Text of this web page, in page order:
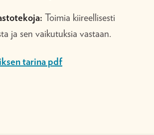
Toimia kiireellisesti
ja sen vaikutuksia vastaan.
tarina pdf